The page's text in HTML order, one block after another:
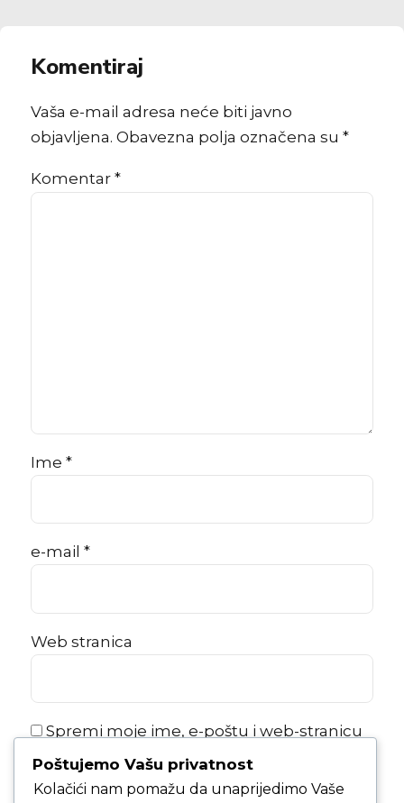
Komentiraj
Vaša e-mail adresa neće biti javno
objavljena. Obavezna polja označena su *
Komentar *
Ime *
e-mail *
Web stranica
Spremi moje ime, e-poštu i web-stranicu
u ovom internet pregledniku za sljedeći
put kada budem komentirao.
Poštujemo Vašu privatnost
Kolačići nam pomažu da unaprijedimo Vaše